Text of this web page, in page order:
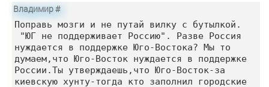
Владимир#
Поправь мозги и не путай вилку с бутылкой.
"ЮГ не поддерживает Россию". Разве Россия
нуждается в поддержке Юго-Востока? Мы то
думаем,что Юго-Восток нуждается в поддержке
России.Ты утверждаешь,что Юго-Восток-за
киевскую хунту-тогда кто заполнил городские